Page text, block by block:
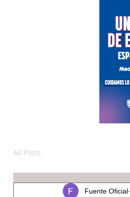
All Posts
Fuente Oficial